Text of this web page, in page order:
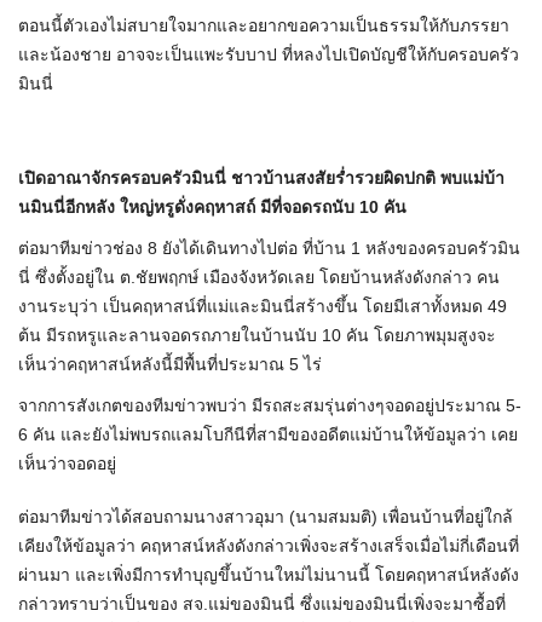
ตอนนี้ตัวเองไม่สบายใจมากและอยากขอความเป็นธรรมให้กับภรรยา
และน้องชาย อาจจะเป็นแพะรับบาป ที่หลงไปเปิดบัญชีให้กับครอบครัว
มินนี่
เปิดอาณาจักรครอบครัวมินนี่ ชาวบ้านสงสัยร่ำรวยผิดปกติ พบแม่บ้า
นมินนี่อีกหลัง ใหญ่หรูดั่งคฤหาสถ์ มีที่จอดรถนับ 10 คัน
ต่อมาทีมข่าวช่อง 8 ยังได้เดินทางไปต่อ ที่บ้าน 1 หลังของครอบครัวมิน
นี่ ซึ่งตั้งอยู่ใน ต.ชัยพฤกษ์ เมืองจังหวัดเลย โดยบ้านหลังดังกล่าว คน
งานระบุว่า เป็นคฤหาสน์ที่แม่และมินนี่สร้างขึ้น โดยมีเสาทั้งหมด 49
ต้น มีรถหรูและลานจอดรถภายในบ้านนับ 10 คัน โดยภาพมุมสูงจะ
เห็นว่าคฤหาสน์หลังนี้มีพื้นที่ประมาณ 5 ไร่
จากการสังเกตของทีมข่าวพบว่า มีรถสะสมรุ่นต่างๆจอดอยู่ประมาณ 5-
6 คัน และยังไม่พบรถแลมโบกีนีที่สามีของอดีตแม่บ้านให้ข้อมูลว่า เคย
เห็นว่าจอดอยู่
ต่อมาทีมข่าวได้สอบถามนางสาวอุมา (นามสมมติ) เพื่อนบ้านที่อยู่ใกล้
เคียงให้ข้อมูลว่า คฤหาสน์หลังดังกล่าวเพิ่งจะสร้างเสร็จเมื่อไม่กี่เดือนที่
ผ่านมา และเพิ่งมีการทำบุญขึ้นบ้านใหม่ไม่นานนี้ โดยคฤหาสน์หลังดัง
กล่าวทราบว่าเป็นของ สจ.แม่ของมินนี่ ซึ่งแม่ของมินนี่เพิ่งจะมาซื้อที่